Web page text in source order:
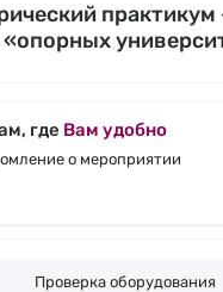
практикум
где Вам удобно
о мероприятии
Проверка оборудования